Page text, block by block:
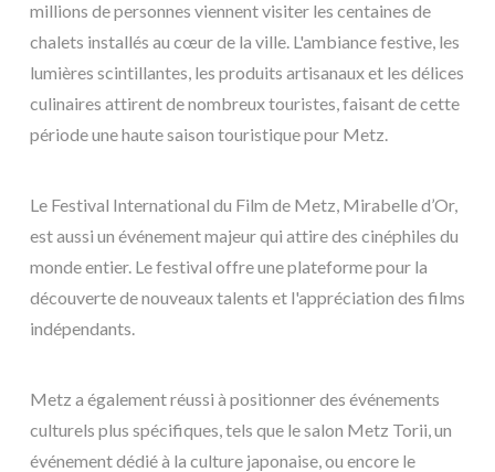
millions de personnes viennent visiter les centaines de
chalets installés au cœur de la ville. L'ambiance festive, les
lumières scintillantes, les produits artisanaux et les délices
culinaires attirent de nombreux touristes, faisant de cette
période une haute saison touristique pour Metz.
Le Festival International du Film de Metz, Mirabelle d’Or,
est aussi un événement majeur qui attire des cinéphiles du
monde entier. Le festival offre une plateforme pour la
découverte de nouveaux talents et l'appréciation des films
indépendants.
Metz a également réussi à positionner des événements
culturels plus spécifiques, tels que le salon Metz Torii, un
événement dédié à la culture japonaise, ou encore le